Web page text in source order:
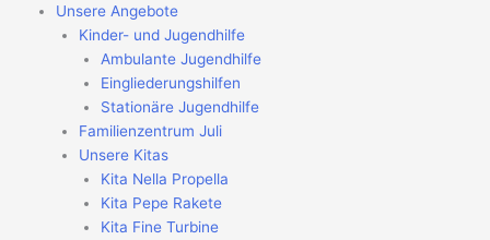
Unsere Angebote
Kinder- und Jugendhilfe
Ambulante Jugendhilfe
Eingliederungshilfen
Stationäre Jugendhilfe
Familienzentrum Juli
Unsere Kitas
Kita Nella Propella
Kita Pepe Rakete
Kita Fine Turbine